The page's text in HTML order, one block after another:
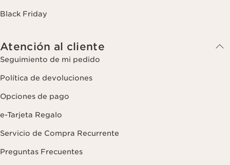
Black Friday
Atención al cliente
Seguimiento de mi pedido
Política de devoluciones
Opciones de pago
e-Tarjeta Regalo
Servicio de Compra Recurrente
Preguntas Frecuentes